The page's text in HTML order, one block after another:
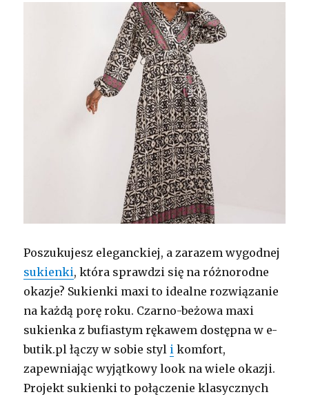
Poszukujesz eleganckiej, a zarazem wygodnej
sukienki, która sprawdzi się na różnorodne
okazje? Sukienki maxi to idealne rozwiązanie
na każdą porę roku. Czarno-beżowa maxi
sukienka z bufiastym rękawem dostępna w e-
butik.pl łączy w sobie styl i komfort,
zapewniając wyjątkowy look na wiele okazji.
Projekt sukienki to połączenie klasycznych